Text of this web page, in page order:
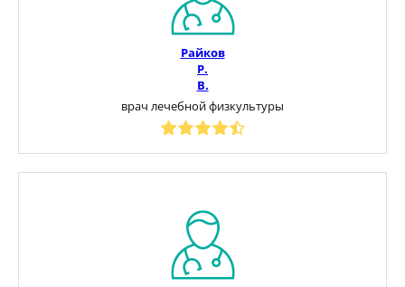
Райков
Р.
В.
врач лечебной физкультуры